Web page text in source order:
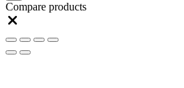
Compare products